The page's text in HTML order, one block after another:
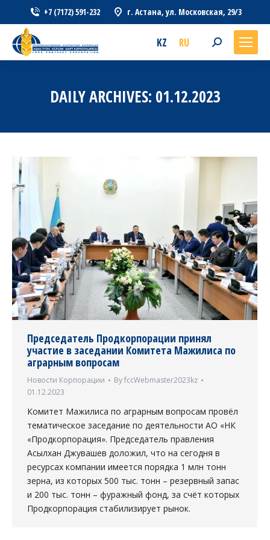
+7 (7172) 591-232 г. Астана, ул. Московская, 29/3
KZ RU Search:
DAILY ARCHIVES: 01.12.2023
Председатель Продкорпорации принял
участие в заседании Комитета Мажилиса по
аграрным вопросам
Новости Корпорации ByfccWebmaster2023kz
01.12.2023
Комитет Мажилиса по аграрным вопросам провёл
тематическое заседание по деятельности АО «НК
«Продкорпорация». Председатель правления
Асылхан Джувашев доложил, что на сегодня в
ресурсах компании имеется порядка 1 млн тонн
зерна, из которых 500 тыс. тонн – резервный запас
и 200 тыс. тонн – фуражный фонд, за счёт которых
Продкорпорация стабилизирует рынок.